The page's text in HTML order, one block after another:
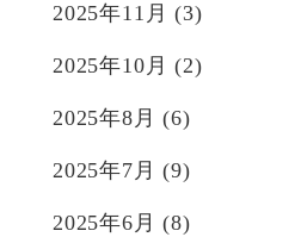
2025年11月 (3)
2025年10月 (2)
2025年8月 (6)
2025年7月 (9)
2025年6月 (8)